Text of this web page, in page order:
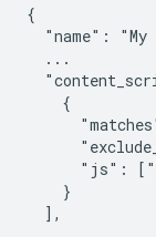
{
"name": "My
  ...
    {
"js":
    }
  ],